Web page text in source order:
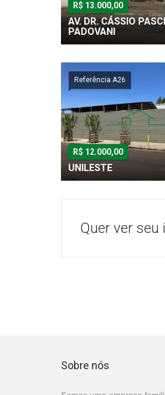
R$ 13.000,00
AV. DR. CÁSSIO
PADOVANI
Referência A26
R$ 12.000,00
UNILESTE
Quer ver seu
Sobre nós